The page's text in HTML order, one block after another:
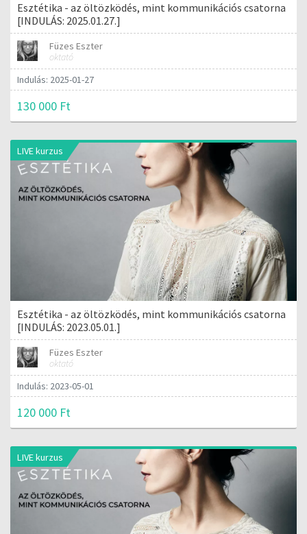
Esztétika - az öltözködés, mint kommunikációs csatorna
[INDULÁS: 2025.01.27.]
Füzes Eszter
oktató
Indulás: 2025-01-27
130 000 Ft
LIVE kurzus
Esztétika - az öltözködés, mint kommunikációs csatorna
[INDULÁS: 2023.05.01.]
Füzes Eszter
oktató
Indulás: 2023-05-01
120 000 Ft
LIVE kurzus